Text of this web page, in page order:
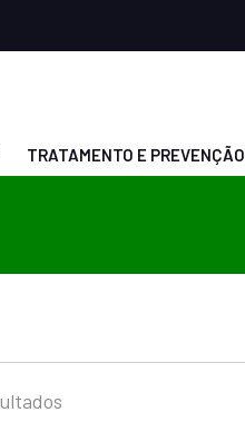
TRATAMENTO E PREVENÇÃO